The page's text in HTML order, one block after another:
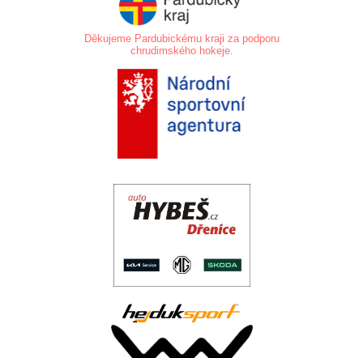
Děkujeme Pardubickému kraji za podporu
chrudimského hokeje.